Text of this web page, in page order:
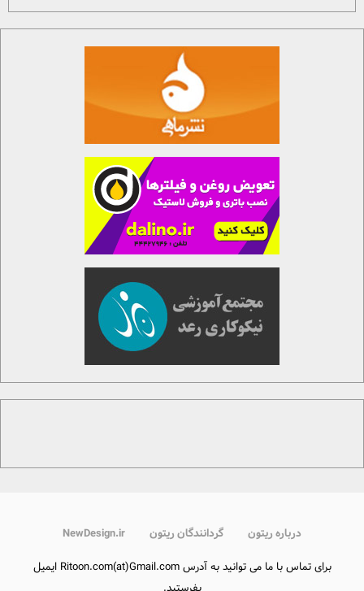
درباره ریتون گردانندگان ریتون NewDesign.ir
برای تماس با ما می توانید به آدرس Ritoon.com(at)Gmail.com ایمیل